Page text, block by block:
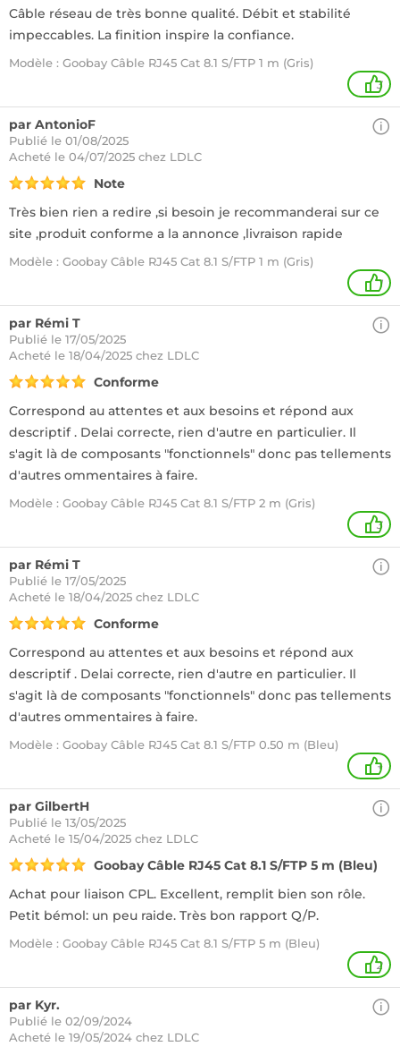
Câble réseau de très bonne qualité. Débit et stabilité
impeccables. La finition inspire la confiance.
Modèle : Goobay Câble RJ45 Cat 8.1 S/FTP 1 m (Gris)
3
par AntonioF
Publié le 01/08/2025
Acheté le 04/07/2025 chez LDLC
Note
Très bien rien a redire ,si besoin je recommanderai sur ce
site ,produit conforme a la annonce ,livraison rapide
Modèle : Goobay Câble RJ45 Cat 8.1 S/FTP 1 m (Gris)
1
par Rémi T
Publié le 17/05/2025
Acheté le 18/04/2025 chez LDLC
Conforme
Correspond au attentes et aux besoins et répond aux
descriptif . Delai correcte, rien d'autre en particulier. Il
s'agit là de composants "fonctionnels" donc pas tellements
d'autres ommentaires à faire.
Modèle : Goobay Câble RJ45 Cat 8.1 S/FTP 2 m (Gris)
3
par Rémi T
Publié le 17/05/2025
Acheté le 18/04/2025 chez LDLC
Conforme
Correspond au attentes et aux besoins et répond aux
descriptif . Delai correcte, rien d'autre en particulier. Il
s'agit là de composants "fonctionnels" donc pas tellements
d'autres ommentaires à faire.
Modèle : Goobay Câble RJ45 Cat 8.1 S/FTP 0.50 m (Bleu)
+
par GilbertH
Publié le 13/05/2025
Acheté le 15/04/2025 chez LDLC
Goobay Câble RJ45 Cat 8.1 S/FTP 5 m (Bleu)
Achat pour liaison CPL. Excellent, remplit bien son rôle.
Petit bémol: un peu raide. Très bon rapport Q/P.
Modèle : Goobay Câble RJ45 Cat 8.1 S/FTP 5 m (Bleu)
2
par Kyr.
Publié le 02/09/2024
Acheté le 19/05/2024 chez LDLC